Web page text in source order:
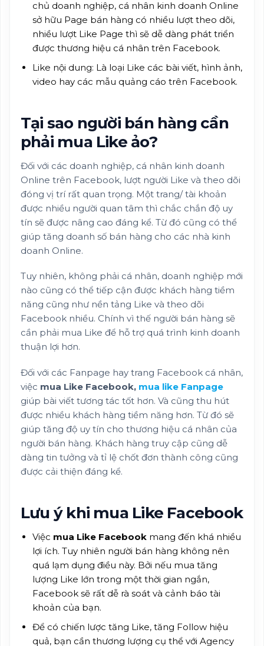
chủ doanh nghiệp, cá nhân kinh doanh Online
sở hữu Page bán hàng có nhiều lượt theo dõi,
nhiều lượt Like Page thì sẽ dễ dàng phát triển
được thương hiệu cá nhân trên Facebook.
Like nội dung: Là loại Like các bài viết, hình ảnh,
video hay các mẫu quảng cáo trên Facebook.
Tại sao người bán hàng cần
phải mua Like ảo?
Đối với các doanh nghiệp, cá nhân kinh doanh
Online trên Facebook, lượt người Like và theo dõi
đóng vị trí rất quan trọng. Một trang/ tài khoản
được nhiều người quan tâm thì chắc chắn độ uy
tín sẽ được nâng cao đáng kể. Từ đó cũng có thể
giúp tăng doanh số bán hàng cho các nhà kinh
doanh Online.
Tuy nhiên, không phải cá nhân, doanh nghiệp mới
nào cũng có thể tiếp cận được khách hàng tiềm
năng cũng như nền tảng Like và theo dõi
Facebook nhiều. Chính vì thế người bán hàng sẽ
cần phải mua Like để hỗ trợ quá trình kinh doanh
thuận lợi hơn.
Đối với các Fanpage hay trang Facebook cá nhân,
việc mua Like Facebook, mua like Fanpage
giúp bài viết tương tác tốt hơn. Và cũng thu hút
được nhiều khách hàng tiềm năng hơn. Từ đó sẽ
giúp tăng độ uy tín cho thương hiệu cá nhân của
người bán hàng. Khách hàng truy cập cũng dễ
dàng tin tưởng và tỉ lệ chốt đơn thành công cũng
được cải thiện đáng kể.
Lưu ý khi mua Like Facebook
Việc mua Like Facebookmang đến khá nhiều
lợi ích. Tuy nhiên người bán hàng không nên
quá lạm dụng điều này. Bởi nếu mua tăng
lượng Like lớn trong một thời gian ngắn,
Facebook sẽ rất dễ rà soát và cảnh báo tài
khoản của bạn.
Để có chiến lược tăng Like, tăng Follow hiệu
quả, bạn cần thương lượng cụ thể với Agency